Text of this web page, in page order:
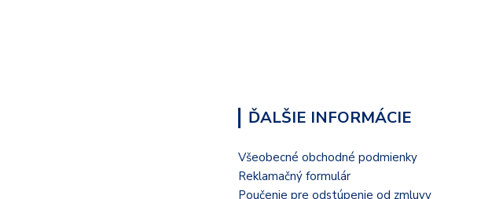
ĎALŠIE INFORMÁCIE
Všeobecné obchodné podmienky
Reklamačný formulár
Poučenie pre odstúpenie od zmluvy